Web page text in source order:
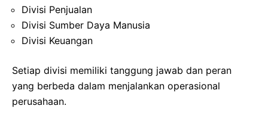
Divisi Penjualan
Divisi Sumber Daya Manusia
Divisi Keuangan
Setiap divisi memiliki tanggung jawab dan peran
yang berbeda dalam menjalankan operasional
perusahaan.